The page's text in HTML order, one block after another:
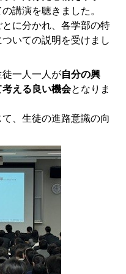
講演を聴きました。
に分かれ、各学部の特
いての説明を受けまし
一人一人が自分の興
える良い機会となりま
、生徒の進路意識の向